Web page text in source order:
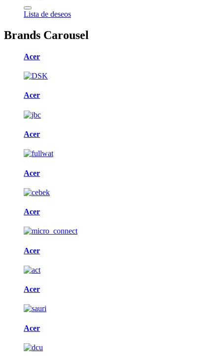
Lista de deseos
Brands Carousel
Acer
Acer
Acer
Acer
Acer
Acer
Acer
Acer